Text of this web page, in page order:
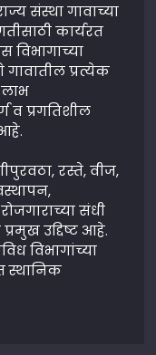
संस्था गावाच्या
कार्यरत
विभागाच्या
गावातील प्रत्येक
व प्रगतिशील
रस्ते, वीज,
संधी
उद्दिष्ट आहे.
विभागांच्या
स्थानिक